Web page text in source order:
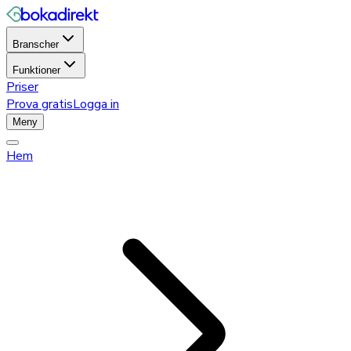
Branscher
Funktioner
Priser
Prova gratisLogga in
Meny
Hem